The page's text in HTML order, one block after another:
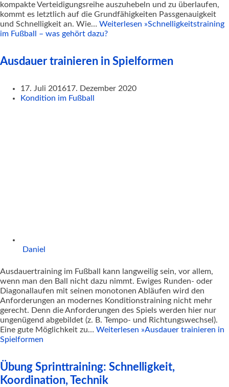
kompakte Verteidigungsreihe auszuhebeln und zu überlaufen,
kommt es letztlich auf die Grundfähigkeiten Passgenauigkeit
und Schnelligkeit an. Wie… Weiterlesen »Schnelligkeitstraining
im Fußball – was gehört dazu?
Ausdauer trainieren in Spielformen
17. Juli 201617. Dezember 2020
Kondition im Fußball
Daniel
Ausdauertraining im Fußball kann langweilig sein, vor allem,
wenn man den Ball nicht dazu nimmt. Ewiges Runden- oder
Diagonallaufen mit seinen monotonen Abläufen wird den
Anforderungen an modernes Konditionstraining nicht mehr
gerecht. Denn die Anforderungen des Spiels werden hier nur
ungenügend abgebildet (z. B. Tempo- und Richtungswechsel).
Eine gute Möglichkeit zu… Weiterlesen »Ausdauer trainieren in
Spielformen
Übung Sprinttraining: Schnelligkeit,
Koordination, Technik